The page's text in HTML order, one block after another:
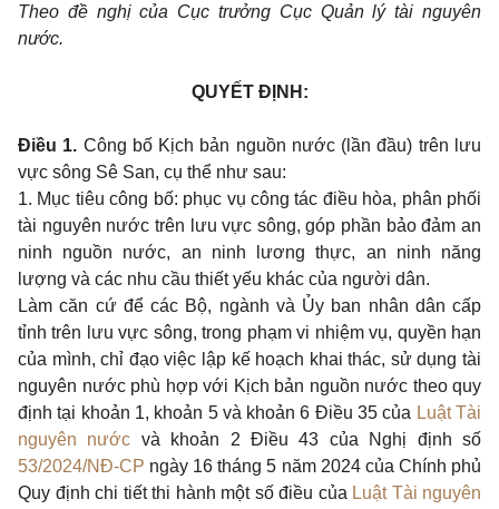
Theo đề nghị của Cục trưởng Cục Quản lý tài nguyên
nước.
QUYẾT ĐỊNH:
Điều 1. Công bố Kịch bản nguồn nước (lần đầu) trên lưu
vực sông Sê San, cụ thể như sau:
1. Mục tiêu công bố: phục vụ công tác điều hòa, phân phối
tài nguyên nước trên lưu vực sông, góp phần bảo đảm an
ninh nguồn nước, an ninh lương thực, an ninh năng
lượng và các nhu cầu thiết yếu khác của người dân.
Làm căn cứ để các Bộ, ngành và Ủy ban nhân dân cấp
tỉnh trên lưu vực sông, trong phạm vi nhiệm vụ, quyền hạn
của mình, chỉ đạo việc lập kế hoạch khai thác, sử dụng tài
nguyên nước phù hợp với Kịch bản nguồn nước theo quy
định tại khoản 1, khoản 5 và khoản 6 Điều 35 của Luật Tài
nguyên nước và khoản 2 Điều 43 của Nghị định số
53/2024/NĐ-CP ngày 16 tháng 5 năm 2024 của Chính phủ
Quy định chi tiết thi hành một số điều của Luật Tài nguyên